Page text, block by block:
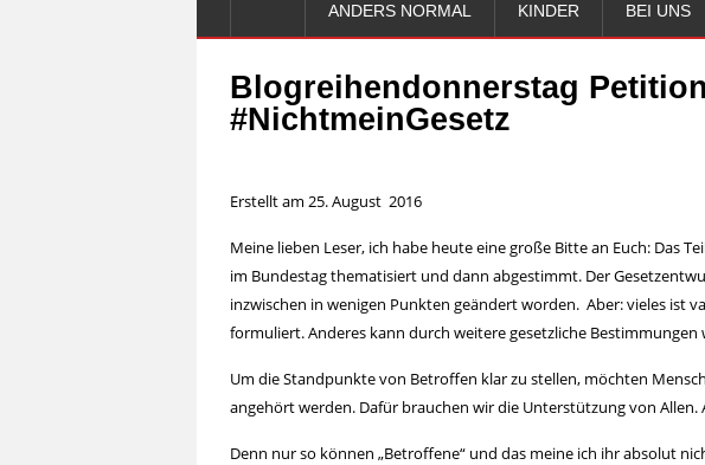
ANDERS NORMAL KINDER BEI UNS
Blogreihendonnerstag
#NichtmeinGesetz
Erstellt am 25. August 2016
Meine lieben Leser, ich habe heute eine große Bitte an Euch: Das
im Bundestag thematisiert und dann abgestimmt. Der
inzwischen in wenigen Punkten geändert worden. Aber: vieles ist
formuliert. Anderes kann durch weitere gesetzliche Bestimmungen
Um die Standpunkte von Betroffen klar zu stellen, möchten
angehört werden. Dafür brauchen wir die Unterstützung von
Denn nur so können „Betroffene“ und das meine ich ihr absolut